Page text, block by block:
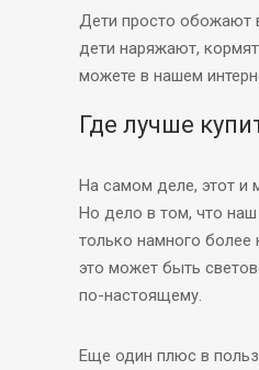
Дети просто обожают
дети наряжают,
можете в нашем
Где лучше
На самом деле, этот и
Но дело в том, что наш
только намного
это может быть
по-настоящему.
Еще один плюс в